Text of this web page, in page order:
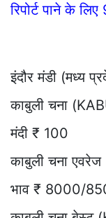
रिपोर्ट पाने के
इंदौर मंडी (मध्य
काबुली चना
मंदी ₹ 100
काबुली चना
भाव ₹ 8000/